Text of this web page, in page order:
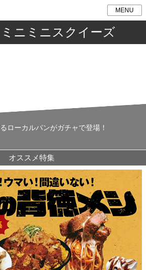
MENU
ニミニスクイーズ
ローカルパンがガチャで登場！
オススメ特集